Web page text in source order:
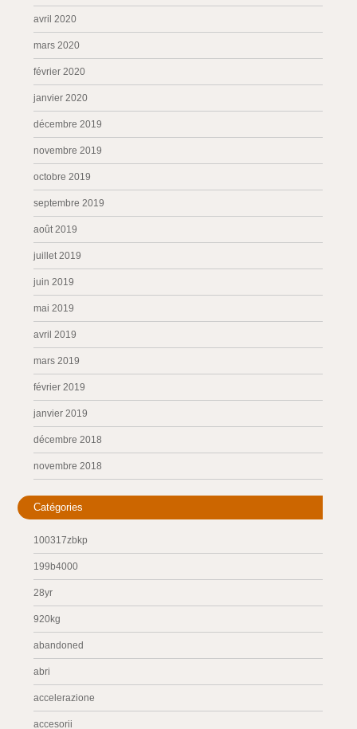
avril 2020
mars 2020
février 2020
janvier 2020
décembre 2019
novembre 2019
octobre 2019
septembre 2019
août 2019
juillet 2019
juin 2019
mai 2019
avril 2019
mars 2019
février 2019
janvier 2019
décembre 2018
novembre 2018
Catégories
100317zbkp
199b4000
28yr
920kg
abandoned
abri
accelerazione
accesorii